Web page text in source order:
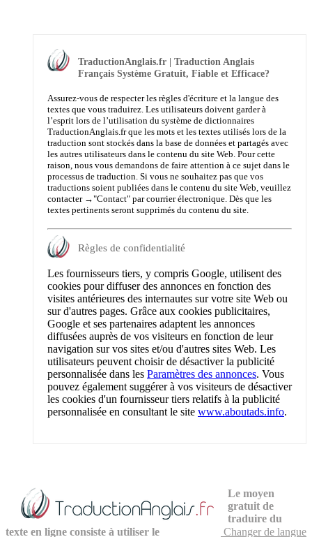
TraductionAnglais.fr | Traduction Anglais
Français Système Gratuit, Fiable et Efficace?
Assurez-vous de respecter les règles d'écriture et la langue des
textes que vous traduirez. Les utilisateurs doivent garder à
l’esprit lors de l’utilisation du système de dictionnaires
TraductionAnglais.fr que les mots et les textes utilisés lors de la
traduction sont stockés dans la base de données et partagés avec
les autres utilisateurs dans le contenu du site Web. Pour cette
raison, nous vous demandons de faire attention à ce sujet dans le
processus de traduction. Si vous ne souhaitez pas que vos
traductions soient publiées dans le contenu du site Web, veuillez
contacter →"Contact" par courrier électronique. Dès que les
textes pertinents seront supprimés du contenu du site.
Règles de confidentialité
Les fournisseurs tiers, y compris Google, utilisent des
cookies pour diffuser des annonces en fonction des
visites antérieures des internautes sur votre site Web ou
sur d'autres pages. Grâce aux cookies publicitaires,
Google et ses partenaires adaptent les annonces
diffusées auprès de vos visiteurs en fonction de leur
navigation sur vos sites et/ou d'autres sites Web. Les
utilisateurs peuvent choisir de désactiver la publicité
personnalisée dans les Paramètres des annonces. Vous
pouvez également suggérer à vos visiteurs de désactiver
les cookies d'un fournisseur tiers relatifs à la publicité
personnalisée en consultant le site www.aboutads.info.
Changer de langue
Le moyen
gratuit de
traduire du
texte en ligne consiste à utiliser le